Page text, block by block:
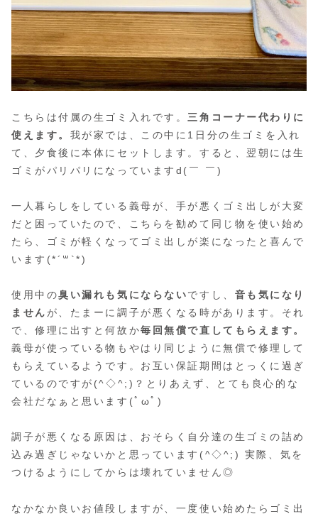
こちらは付属の生ゴミ入れです。 三角コーナー代わりに
使えます。 我が家では、この中に1日分の生ゴミを入れ
て、夕食後に本体にセットします。すると、翌朝には生
ゴミがパリパリになっていますd(￣ ￣)
一人暮らしをしている義母が、手が悪くゴミ出しが大変
だと困っていたので、こちらを勧めて同じ物を使い始め
たら、ゴミが軽くなってゴミ出しが楽になったと喜んで
います(*´꒳`*)
使用中の臭い漏れも気にならないですし、 音も気になり
ません が、たまーに調子が悪くなる時があります。それ
で、修理に出すと何故か毎回無償で直してもらえます。
義母が使っている物もやはり同じように無償で修理して
もらえているようです。お互い保証期間はとっくに過ぎ
ているのですが(^◇^;)？とりあえず、とても良心的な
会社だなぁと思います(ﾟωﾟ)
調子が悪くなる原因は、おそらく自分達の生ゴミの詰め
込み過ぎじゃないかと思っています(^◇^;) 実際、気を
つけるようにしてからは壊れていません◎
なかなか良いお値段しますが、一度使い始めたらゴミ出